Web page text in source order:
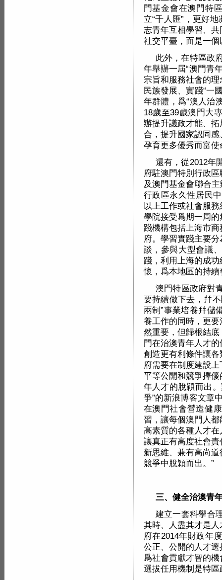
門基金會在澳門特
立“千人匯”，更好
志青年互相學習、共
社交平臺，而是一
此外，在特區政
年舉辦一屆“澳門青
宗旨和服務社會的
民族發展、實踐“一
年群體，爲“澳人治
18歲至39歲澳門大
辦提升議政才能、
合，提升國家認同
孕育更多優秀而富
還有，從2012年
府駐澳門特別行政
及澳門基金會聯合
行政區永久性居民
以上工作或社會服
學院接受爲期一周
踐機構包括上海市
府。學習實踐主要
談，參與大型會議
踐，利用上海的成
懷，爲本地區的持
澳門特區政府對
要持續做下去，幷
兩制”事業培養幷儲
養工作的同時，更
然重要，但歸根結
門在治澳青年人才
創造更有利條件讓
府需要在制度建設
平等公開和競爭擇
年人才的脫穎而出
爭”的新浪博客文章
在澳門社會營造健
習，讓每個澳門人
高素質的各種人才
讓真正有高度社會
新思維、兼有高尚
競爭中脫穎而出。”
三、健全治澳青
建立一套科學合
其時、人盡其才是
府在2014年財政年
公正、公開的人才
爲社會貢獻才智的
選拔任用機制是特